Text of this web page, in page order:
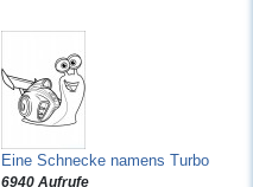
Eine Schnecke namens Turbo
6940 Aufrufe